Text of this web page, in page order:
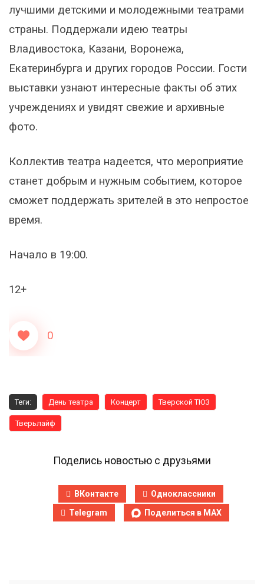
лучшими детскими и молодежными театрами
страны. Поддержали идею театры
Владивостока, Казани, Воронежа,
Екатеринбурга и других городов России. Гости
выставки узнают интересные факты об этих
учреждениях и увидят свежие и архивные
фото.
Коллектив театра надеется, что мероприятие
станет добрым и нужным событием, которое
сможет поддержать зрителей в это непростое
время.
Начало в 19:00.
12+
0
Теги: День театра Концерт Тверской ТЮЗ
Тверьлайф
Поделись новостью с друзьями
ВКонтакте
Одноклассники
Telegram
Поделиться в MAX